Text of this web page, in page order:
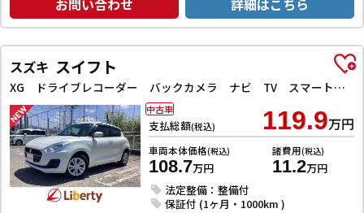
お問い合わせ 詳細はこちら
スズキ スイフト
XG ドライブレコーダー バックカメラ ナビ TV スマートキー 電動格納ミラー シートヒーター CVT 盗難防止システム 衝突安全ボディ ABS ESC CD Bluetooth エアコン
支払総額(税込) 119.9万円
車両本体価格(税込)
108.7万円
諸費用(税込)
11.2万円
法定整備：整備付
保証付 (1ヶ月・1000km )
中古車